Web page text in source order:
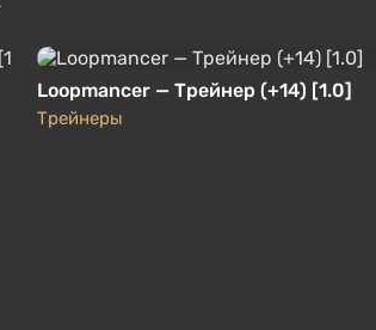
Loopmancer — Трейнер (+14) [1.0]
Трейнеры